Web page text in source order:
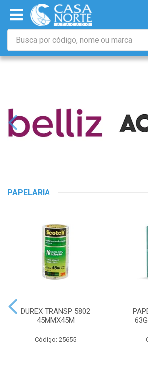
PAPELARIA
DUREX TRANSP 5802
45MMX45M
Código: 25655